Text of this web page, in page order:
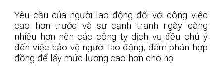
Yêu cầu của người lao động đối với công việc
cao hơn trước và sự cạnh tranh ngày càng
nhiều hơn nên các công ty dịch vụ đều chú ý
đến việc bảo vệ người lao động, đàm phán hợp
đồng để lấy mức lương cao hơn cho họ.